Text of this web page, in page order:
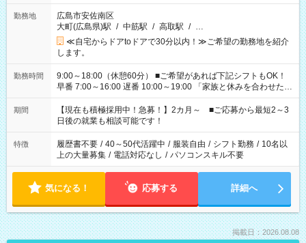
勤務地
広島市安佐南区
大町(広島県)駅 / 中筋駅 / 高取駅 / …
≪自宅からドアtoドアで30分以内！≫ご希望の勤務地を紹介
します。
勤務時間
9:00～18:00（休憩60分） ■ご希望があれば下記シフトもOK！
早番 7:00～16:00 遅番 10:00～19:00 「家族と休みを合わせた
い」 「余裕を持って夕飯の準備がしたい」 「できれば残業はし
たくない」 など、ご希望を教えてくださいね。 ※Wワーク希望
の方へ 今ご覧のお仕事で希望する勤務時間と、もう1つのお仕事
の勤務時間。 合計で週40時間を超える場合は応募できません。
期間
【現在も積極採用中！急募！】2カ月～ ■ご応募から最短2～3
日後の就業も相談可能です！
特徴 履歴書不要 / 40～50代活躍中 / 服装自由 / シフト勤務 / 10名以
上の大量募集 / 電話対応なし / パソコンスキル不要
気になる！ 応募する 詳細へ
掲載日：2026.08.08